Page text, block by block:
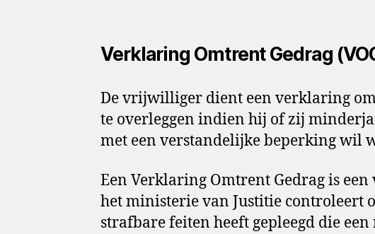
Verklaring Omtrent Gedrag
De vrijwilliger dient een verklaring
te overleggen indien hij of zij
met een verstandelijke beperking wil
Een Verklaring Omtrent Gedrag is
het ministerie van Justitie controleert
strafbare feiten heeft gepleegd die